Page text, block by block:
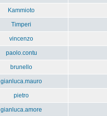
Kammioto
Timperi
vincenzo
paolo.contu
brunello
gianluca.mauro
pietro
gianluca.amore